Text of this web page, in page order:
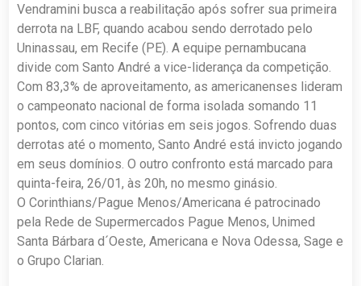
Vendramini busca a reabilitação após sofrer sua primeira
derrota na LBF, quando acabou sendo derrotado pelo
Uninassau, em Recife (PE). A equipe pernambucana
divide com Santo André a vice-liderança da competição.
Com 83,3% de aproveitamento, as americanenses lideram
o campeonato nacional de forma isolada somando 11
pontos, com cinco vitórias em seis jogos. Sofrendo duas
derrotas até o momento, Santo André está invicto jogando
em seus domínios. O outro confronto está marcado para
quinta-feira, 26/01, às 20h, no mesmo ginásio.
O Corinthians/Pague Menos/Americana é patrocinado
pela Rede de Supermercados Pague Menos, Unimed
Santa Bárbara d´Oeste, Americana e Nova Odessa, Sage e
o Grupo Clarian.